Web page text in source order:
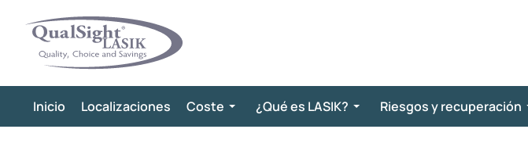
contenido
Inicio Localizaciones Coste ¿Qué es LASIK? Riesgos y recuperación